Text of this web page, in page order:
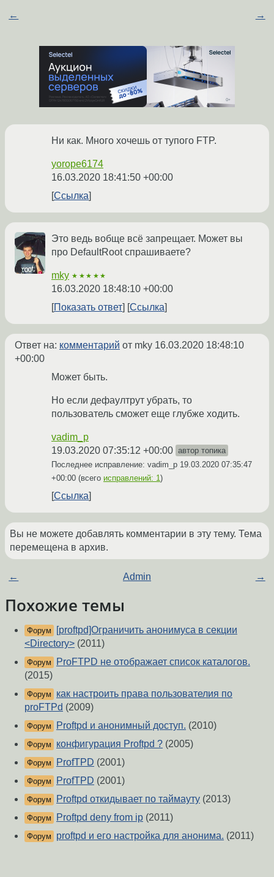
← →
Ни как. Много хочешь от тупого FTP.
yorope6174
16.03.2020 18:41:50 +00:00
Ссылка
Это ведь вобще всё запрещает. Может вы
про DefaultRoot спрашиваете?
mky ★★★★★
16.03.2020 18:48:10 +00:00
Показать ответ
Ссылка
Ответ на: комментарий от mky 16.03.2020 18:48:10
+00:00
Может быть.
Но если дефаултрут убрать, то
пользователь сможет еще глубже ходить.
vadim_p
19.03.2020 07:35:12 +00:00 автор топика
Последнее исправление: vadim_p 19.03.2020 07:35:47
+00:00 (всего исправлений: 1)
Ссылка
Вы не можете добавлять комментарии в эту тему. Тема
перемещена в архив.
← Admin →
Похожие темы
Форум
[proftpd]Ограничить анонимуса в секции
<Directory> (2011)
Форум
ProFTPD не отображает список каталогов.
(2015)
Форум
как настроить права пользователия по
proFTPd (2009)
Форум Proftpd и анонимный доступ. (2010)
Форум конфигурация Proftpd ? (2005)
Форум ProfTPD (2001)
Форум ProfTPD (2001)
Форум Proftpd откидывает по таймауту (2013)
Форум Proftpd deny from ip (2011)
Форум proftpd и его настройка для анонима. (2011)